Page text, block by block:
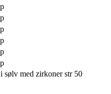
sølv med zirkoner str 50